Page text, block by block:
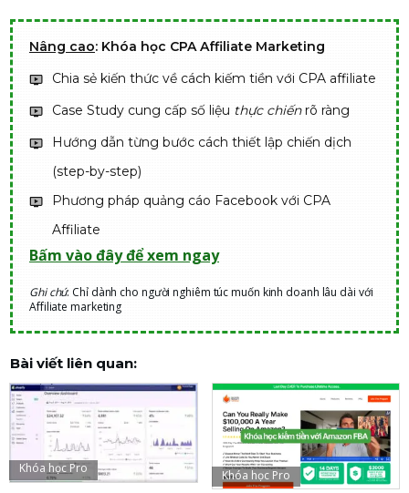
Nâng cao: Khóa học CPA Affiliate Marketing
Chia sẻ kiến thức về cách kiếm tiền với CPA affiliate
Case Study cung cấp số liệu thực chiếnrõ ràng
Hướng dẫn từng bước cách thiết lập chiến dịch
(step-by-step)
Phương pháp quảng cáo Facebook với CPA
Affiliate
Bấm vào đây để xem ngay
Ghi chú: Chỉ dành cho người nghiêm túc muốn kinh doanh lâu dài với
Affiliate marketing
Bài viết liên quan:
Khóa học Pro Khóa học Pro